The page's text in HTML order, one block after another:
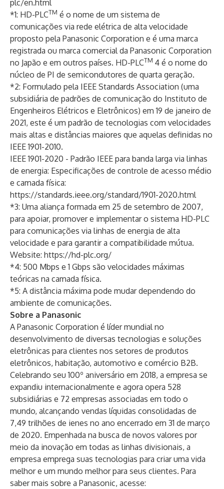
plc/en.html
*1: HD-PLCTM é o nome de um sistema de
comunicações via rede elétrica de alta velocidade
proposto pela Panasonic Corporation e é uma marca
registrada ou marca comercial da Panasonic Corporation
no Japão e em outros países. HD-PLCTM 4 é o nome do
núcleo de PI de semicondutores de quarta geração.
*2: Formulado pela IEEE Standards Association (uma
subsidiária de padrões de comunicação do Instituto de
Engenheiros Elétricos e Eletrônicos) em 19 de janeiro de
2021, este é um padrão de tecnologias com velocidades
mais altas e distâncias maiores que aquelas definidas no
IEEE 1901-2010.
IEEE 1901-2020 - Padrão IEEE para banda larga via linhas
de energia: Especificações de controle de acesso médio
e camada física:
https://standards.ieee.org/standard/1901-2020.html
*3: Uma aliança formada em 25 de setembro de 2007,
para apoiar, promover e implementar o sistema HD-PLC
para comunicações via linhas de energia de alta
velocidade e para garantir a compatibilidade mútua.
Website: https://hd-plc.org/
*4: 500 Mbps e 1 Gbps são velocidades máximas
teóricas na camada física.
*5: A distância máxima pode mudar dependendo do
ambiente de comunicações.
Sobre a Panasonic
A Panasonic Corporation é líder mundial no
desenvolvimento de diversas tecnologias e soluções
eletrônicas para clientes nos setores de produtos
eletrônicos, habitação, automotivo e comércio B2B.
Celebrando seu 100º aniversário em 2018, a empresa se
expandiu internacionalmente e agora opera 528
subsidiárias e 72 empresas associadas em todo o
mundo, alcançando vendas líquidas consolidadas de
7,49 trilhões de ienes no ano encerrado em 31 de março
de 2020. Empenhada na busca de novos valores por
meio da inovação em todas as linhas divisionais, a
empresa emprega suas tecnologias para criar uma vida
melhor e um mundo melhor para seus clientes. Para
saber mais sobre a Panasonic, acesse: